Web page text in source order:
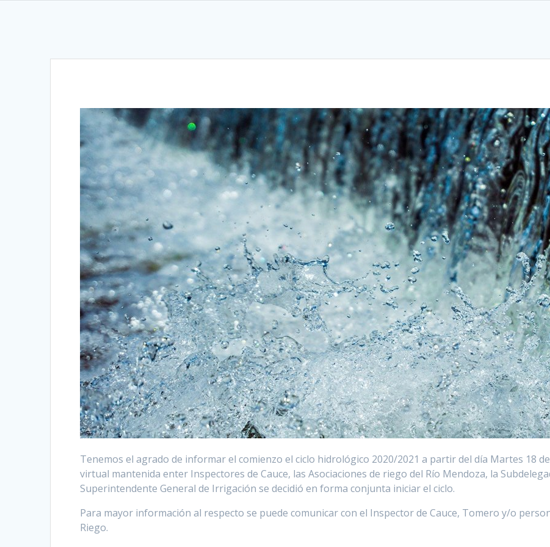
Tenemos el agrado de informar el comienzo el ciclo hidrológico 2020/2021 a partir del día Martes 18
virtual mantenida enter Inspectores de Cauce, las Asociaciones de riego del Río Mendoza, la
Superintendente General de Irrigación se decidió en forma conjunta iniciar el ciclo.
Para mayor información al respecto se puede comunicar con el Inspector de Cauce, Tomero y/o
Riego.